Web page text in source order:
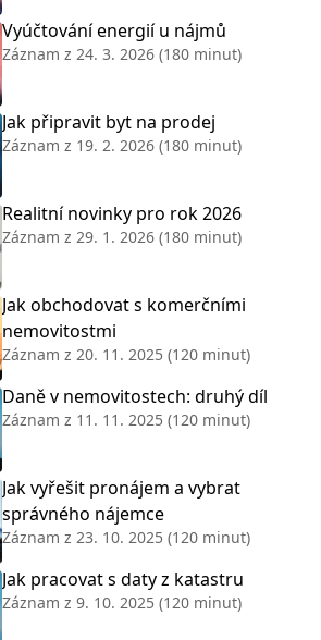
Vyúčtování energií u nájmů
Záznam z 24. 3. 2026 (180 minut)
Jak připravit byt na prodej
Záznam z 19. 2. 2026 (180 minut)
Realitní novinky pro rok 2026
Záznam z 29. 1. 2026 (180 minut)
Jak obchodovat s komerčními
nemovitostmi
Záznam z 20. 11. 2025 (120 minut)
Daně v nemovitostech: druhý díl
Záznam z 11. 11. 2025 (120 minut)
Jak vyřešit pronájem a vybrat
správného nájemce
Záznam z 23. 10. 2025 (120 minut)
Jak pracovat s daty z katastru
Záznam z 9. 10. 2025 (120 minut)